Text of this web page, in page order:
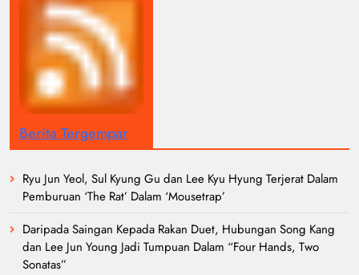
Berita Tergempar
Ryu Jun Yeol, Sul Kyung Gu dan Lee Kyu Hyung Terjerat Dalam
Pemburuan ‘The Rat’ Dalam ‘Mousetrap’
Daripada Saingan Kepada Rakan Duet, Hubungan Song Kang
dan Lee Jun Young Jadi Tumpuan Dalam “Four Hands, Two
Sonatas”